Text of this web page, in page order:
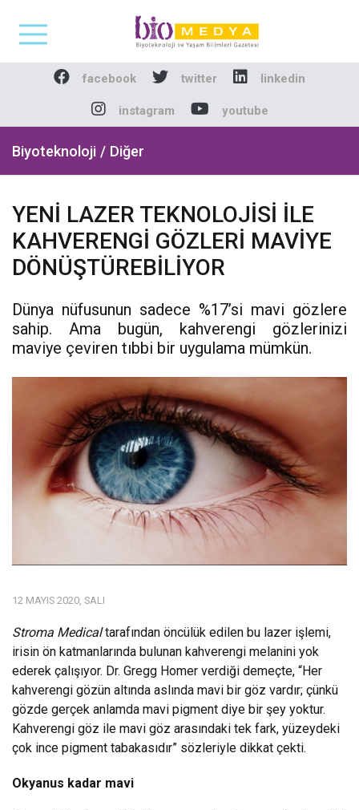
Biomedya -
facebook twitter linkedin
instagram youtube
Biyoteknoloji / Diğer
YENİ LAZER TEKNOLOJİSİ İLE
KAHVERENGİ GÖZLERİ MAVİYE
DÖNÜŞTÜREBİLİYOR
Dünya nüfusunun sadece %17’si mavi gözlere
sahip. Ama bugün, kahverengi gözlerinizi
maviye çeviren tıbbi bir uygulama mümkün.
12 MAYIS 2020, SALI
Stroma Medicaltarafından öncülük edilen bu lazer işlemi,
irisin ön katmanlarında bulunan kahverengi melanini yok
ederek çalışıyor. Dr. Gregg Homer verdiği demeçte, “Her
kahverengi gözün altında aslında mavi bir göz vardır; çünkü
gözde gerçek anlamda mavi pigment diye bir şey yoktur.
Kahverengi göz ile mavi göz arasındaki tek fark, yüzeydeki
çok ince pigment tabakasıdır” sözleriyle dikkat çekti.
Okyanus kadar mavi